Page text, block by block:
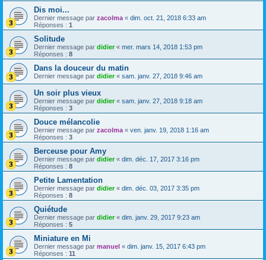
Dis moi...
Dernier message par zacolma « dim. oct. 21, 2018 6:33 am
Réponses : 1
Solitude
Dernier message par didier« mer. mars 14, 2018 1:53 pm
Réponses : 8
Dans la douceur du matin
Dernier message par didier« sam. janv. 27, 2018 9:46 am
Un soir plus vieux
Dernier message par didier« sam. janv. 27, 2018 9:18 am
Réponses : 3
Douce mélancolie
Dernier message par zacolma « ven. janv. 19, 2018 1:16 am
Réponses : 3
Berceuse pour Amy
Dernier message par didier« dim. déc. 17, 2017 3:16 pm
Réponses : 8
Petite Lamentation
Dernier message par didier« dim. déc. 03, 2017 3:35 pm
Réponses : 8
Quiétude
Dernier message par didier« dim. janv. 29, 2017 9:23 am
Réponses : 5
Miniature en Mi
Dernier message par manuel « dim. janv. 15, 2017 6:43 pm
Réponses : 11